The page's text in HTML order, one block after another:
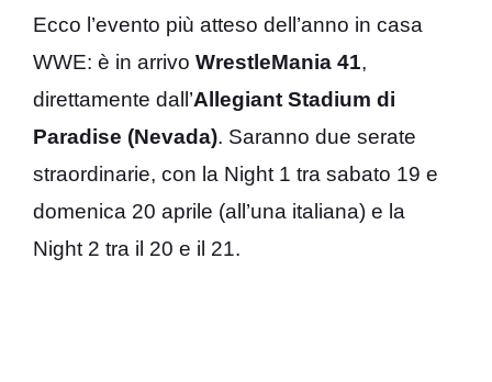
Ecco l’evento più atteso dell’anno in casa
WWE: è in arrivo WrestleMania 41,
direttamente dall’Allegiant Stadium di
Paradise (Nevada). Saranno due serate
straordinarie, con la Night 1 tra sabato 19 e
domenica 20 aprile (all’una italiana) e la
Night 2 tra il 20 e il 21.